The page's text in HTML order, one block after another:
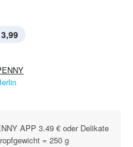
APP 3.49 € oder Delikate
= 250 g